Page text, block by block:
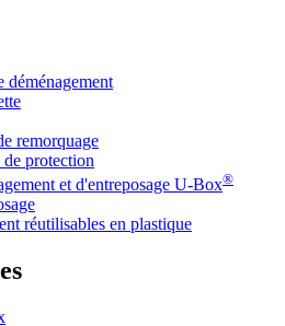
déménagement
remorquage
protection
et d'entreposage U-Box®
réutilisables en plastique